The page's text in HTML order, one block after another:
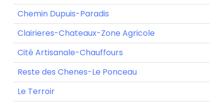
Chemin Dupuis-Paradis
Clairieres-Chateaux-Zone Agricole
Cité Artisanale-Chauffours
Reste des Chenes-Le Ponceau
Le Terroir